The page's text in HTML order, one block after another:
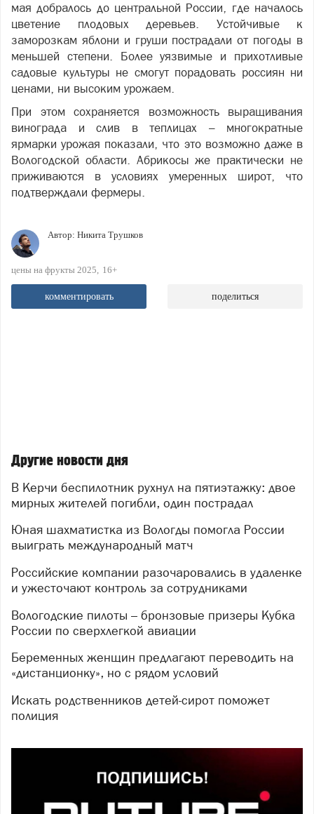
мая добралось до центральной России, где началось
цветение плодовых деревьев. Устойчивые к
заморозкам яблони и груши пострадали от погоды в
меньшей степени. Более уязвимые и прихотливые
садовые культуры не смогут порадовать россиян ни
ценами, ни высоким урожаем.
При этом сохраняется возможность выращивания
винограда и слив в теплицах – многократные
ярмарки урожая показали, что это возможно даже в
Вологодской области. Абрикосы же практически не
приживаются в условиях умеренных широт, что
подтверждали фермеры.
Автор: Никита Трушков
цены на фрукты 2025 16+
комментировать поделиться
Другие новости дня
В Керчи беспилотник рухнул на пятиэтажку: двое
мирных жителей погибли, один пострадал
Юная шахматистка из Вологды помогла России
выиграть международный матч
Российские компании разочаровались в удаленке
и ужесточают контроль за сотрудниками
Вологодские пилоты – бронзовые призеры Кубка
России по сверхлегкой авиации
Беременных женщин предлагают переводить на
«дистанционку», но с рядом условий
Искать родственников детей-сирот поможет
полиция